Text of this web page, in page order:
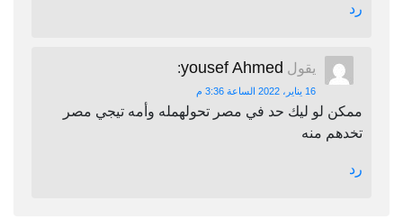
رد
يقول yousef Ahmed
:
16 يناير، 2022 الساعة 3:36 م
ممكن لو ليك حد في مصر تحولهمله وأمه تيجي مصر
تخدهم منه
رد